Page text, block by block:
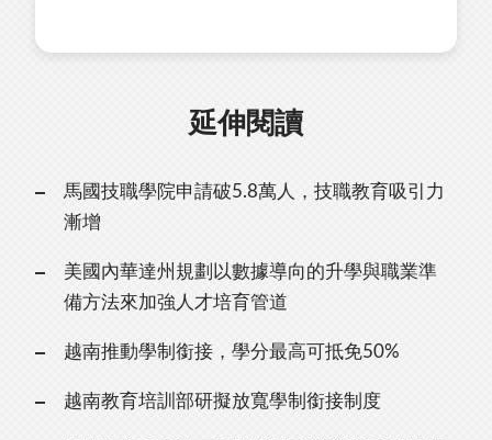
延伸閱讀
馬國技職學院申請破5.8萬人，技職教育吸引力
漸增
美國內華達州規劃以數據導向的升學與職業準
備方法來加強人才培育管道
越南推動學制銜接，學分最高可抵免50%
越南教育培訓部研擬放寬學制銜接制度